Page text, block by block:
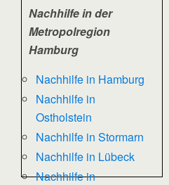
Nachhilfe in der
Metropolregion
Hamburg
Nachhilfe in Hamburg
Nachhilfe in
Ostholstein
Nachhilfe in Stormarn
Nachhilfe in Lübeck
Nachhilfe in